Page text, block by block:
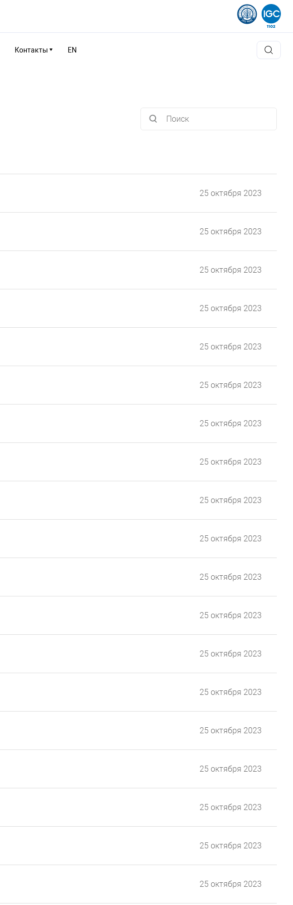
Контакты EN
25 октября 2023
25 октября 2023
25 октября 2023
25 октября 2023
25 октября 2023
25 октября 2023
25 октября 2023
25 октября 2023
25 октября 2023
25 октября 2023
25 октября 2023
25 октября 2023
25 октября 2023
25 октября 2023
25 октября 2023
25 октября 2023
25 октября 2023
25 октября 2023
25 октября 2023